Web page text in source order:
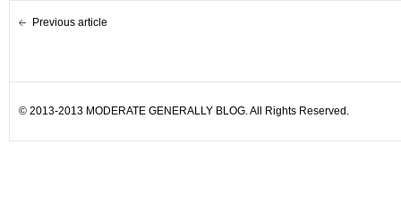
Previous article
© 2013-2013 MODERATE GENERALLY BLOG. All Rights Reserved.